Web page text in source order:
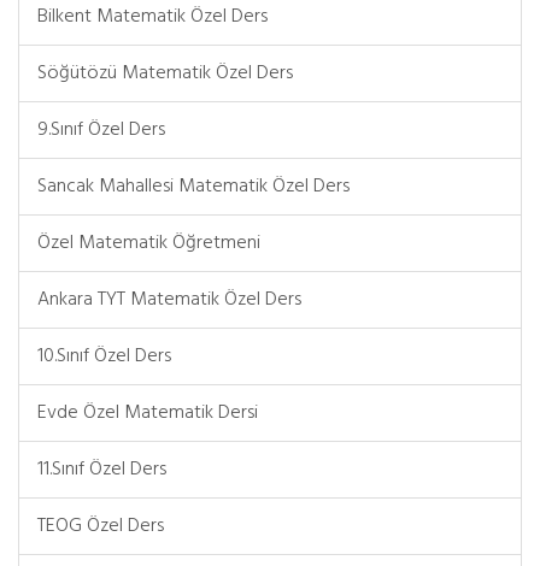
Bilkent Matematik Özel Ders
Söğütözü Matematik Özel Ders
9.Sınıf Özel Ders
Sancak Mahallesi Matematik Özel Ders
Özel Matematik Öğretmeni
Ankara TYT Matematik Özel Ders
10.Sınıf Özel Ders
Evde Özel Matematik Dersi
11.Sınıf Özel Ders
TEOG Özel Ders